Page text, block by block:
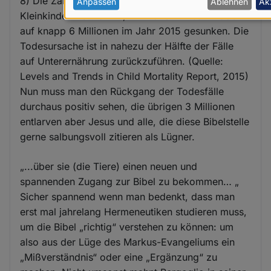
Kleinkindern ist von 12,7 Millionen im Jahr 1990
auf knapp 6 Millionen im Jahr 2015 gesunken. Die
Todesursache ist in nahezu der Hälfte der Fälle
auf Unterernährung zurückzuführen. (Quelle:
Levels and Trends in Child Mortality Report, 2015)
Nun muss man den Rückgang der Todesfälle
durchaus positiv sehen, die übrigen 3 Millionen
entlarven aber Jesus und alle, die diese Bibelstelle
gerne salbungsvoll zitieren als Lügner.
„...über sie (die Tiere) einen neuen und
spannenden Zugang zur Bibel zu bekommen… „
Sicher spannend wenn man bedenkt, dass man
erst mal jahrelang Hermeneutiken studieren muss,
um die Bibel „richtig“ verstehen zu können: um
also aus der Lüge des Markus-Evangeliums ein
„Mißverständnis“ oder eine „Ergänzung“ zu
personenbezogenen
Daten
und
Cookies